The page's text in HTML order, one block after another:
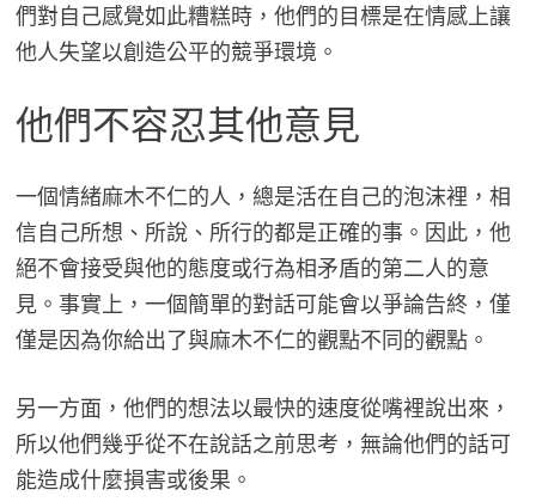
們對自己感覺如此糟糕時，他們的目標是在情感上讓
他人失望以創造公平的競爭環境。
他們不容忍其他意見
一個情緒麻木不仁的人，總是活在自己的泡沫裡，相
信自己所想、所說、所行的都是正確的事。因此，他
絕不會接受與他的態度或行為相矛盾的第二人的意
見。事實上，一個簡單的對話可能會以爭論告終，僅
僅是因為你給出了與麻木不仁的觀點不同的觀點。
另一方面，他們的想法以最快的速度從嘴裡說出來，
所以他們幾乎從不在說話之前思考，無論他們的話可
能造成什麼損害或後果。